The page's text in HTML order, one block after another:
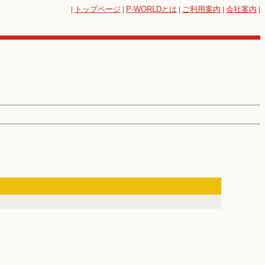
| トップページ | P-WORLDとは | ご利用案内 | 会社案内 |